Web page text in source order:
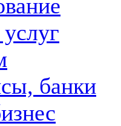
банки